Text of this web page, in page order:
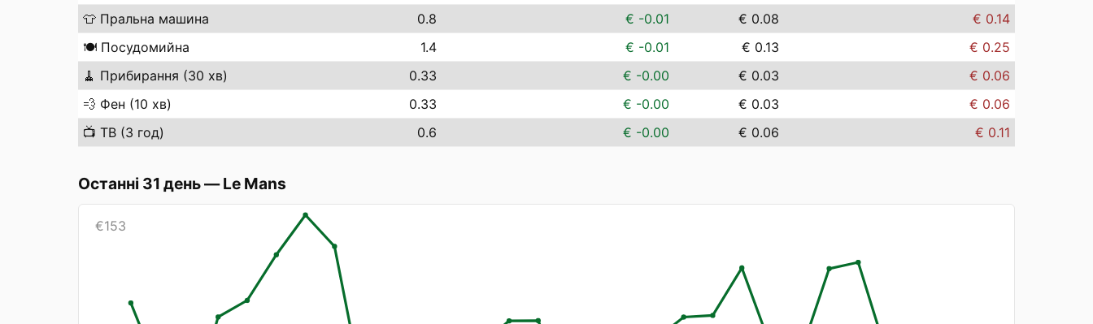
👕 Пральна машина 0.8 € -0.01 € 0.08
€ 0.14
🍽️ Посудомийна 1.4 € -0.01 € 0.13
€ 0.25
🧹 Прибирання (30 хв) 0.33 € -0.00 € 0.03
€ 0.06
💨 Фен (10 хв) 0.33 € -0.00 € 0.03
€ 0.06
📺 ТВ (3 год) 0.6 € -0.00 € 0.06 € 0.11
Останні 31 день—Le Mans
€153